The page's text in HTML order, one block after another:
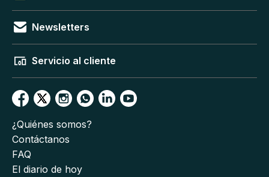
Newsletters
Servicio al cliente
¿Quiénes somos?
Contáctanos
FAQ
El diario de hoy